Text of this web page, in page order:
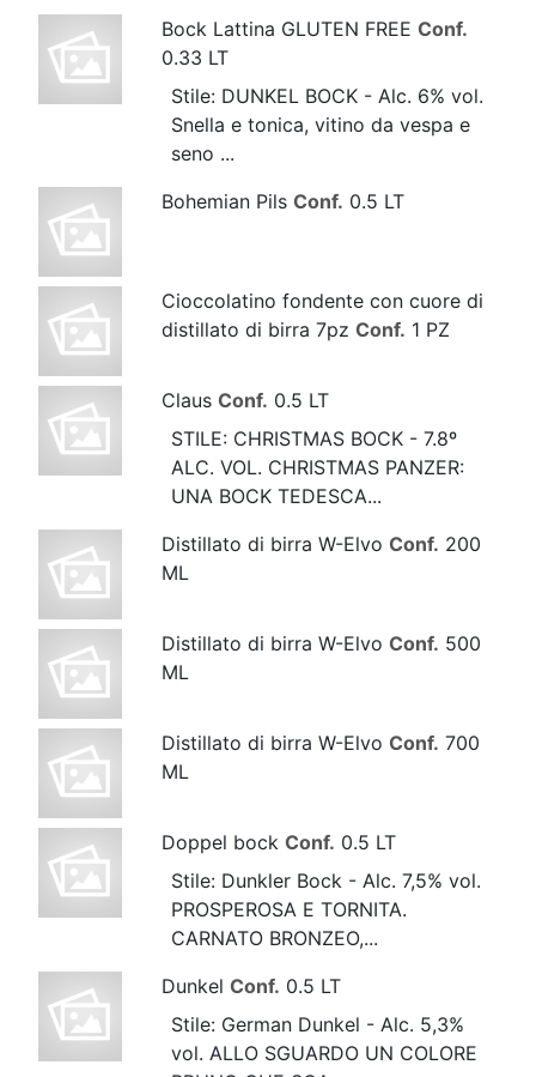
Bock Lattina GLUTEN FREE Conf.
0.33 LT
Stile: DUNKEL BOCK - Alc. 6% vol.
Snella e tonica, vitino da vespa e
seno ...
Bohemian Pils Conf. 0.5 LT
Cioccolatino fondente con cuore di
distillato di birra 7pz Conf. 1 PZ
Claus Conf. 0.5 LT
STILE: CHRISTMAS BOCK - 7.8º
ALC. VOL. CHRISTMAS PANZER:
UNA BOCK TEDESCA...
Distillato di birra W-Elvo Conf. 200
ML
Distillato di birra W-Elvo Conf. 500
ML
Distillato di birra W-Elvo Conf. 700
ML
Doppel bock Conf. 0.5 LT
Stile: Dunkler Bock - Alc. 7,5% vol.
PROSPEROSA E TORNITA.
CARNATO BRONZEO,...
Dunkel Conf. 0.5 LT
Stile: German Dunkel - Alc. 5,3%
vol. ALLO SGUARDO UN COLORE